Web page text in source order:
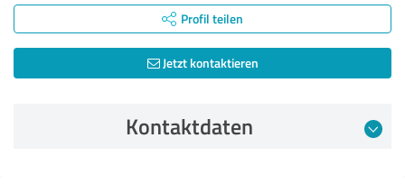
Profil teilen
Jetzt kontaktieren
Kontaktdaten